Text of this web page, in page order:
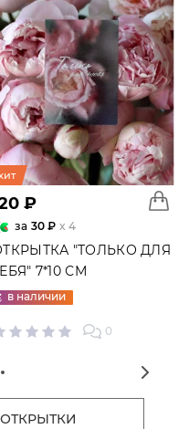
₽
за 30 ₽ x 4
"ТОЛЬКО ДЛЯ
7*10 СМ
в наличии
0